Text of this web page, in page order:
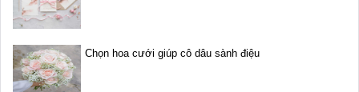
Chọn hoa cưới giúp cô dâu sành điệu